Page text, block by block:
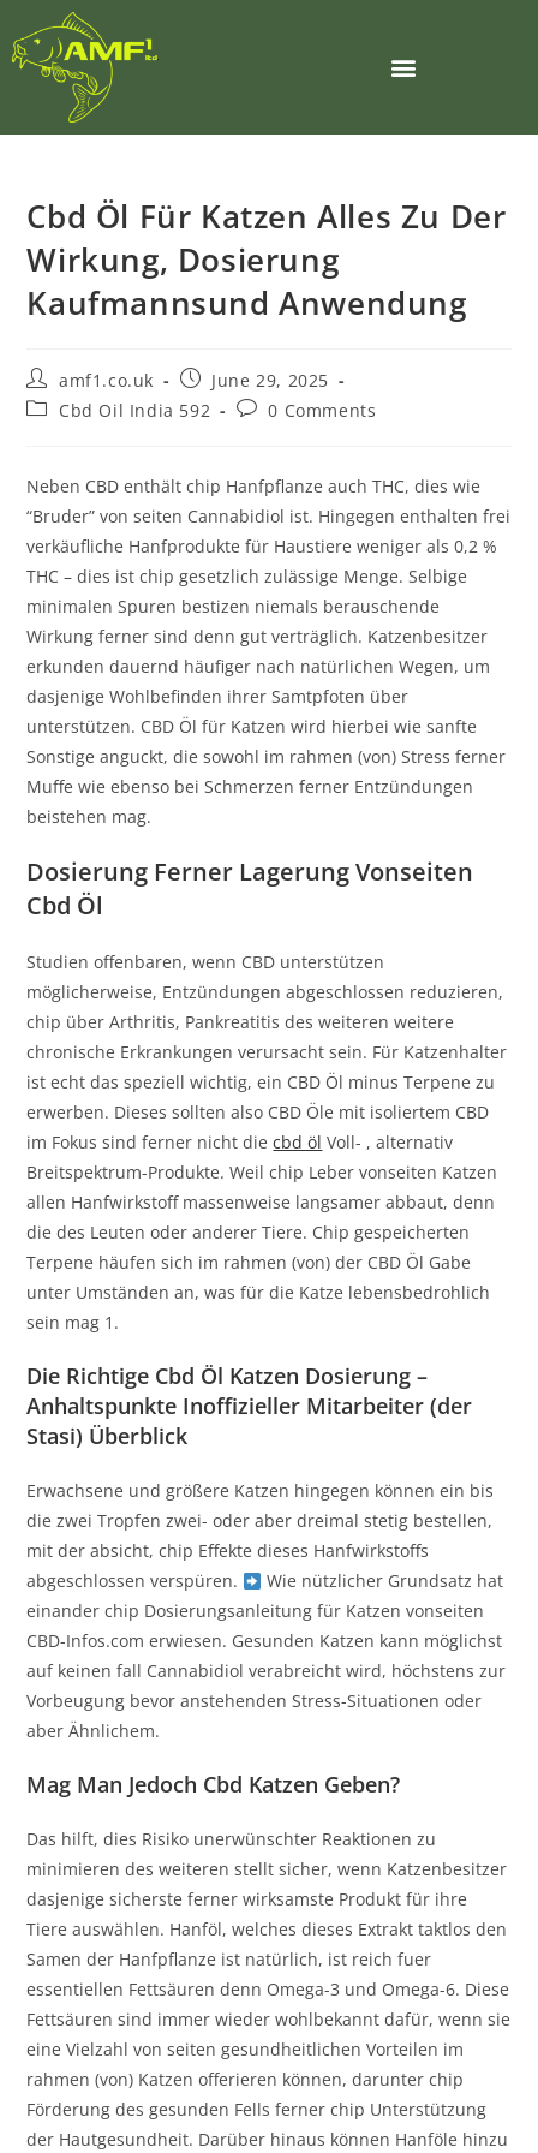
Cbd Öl Für Katzen Alles Zu Der
Wirkung, Dosierung
Kaufmannsund Anwendung
amf1.co.uk
June 29, 2025
Cbd Oil India 592
0 Comments
Neben CBD enthält chip Hanfpflanze auch THC, dies wie
“Bruder” von seiten Cannabidiol ist. Hingegen enthalten frei
verkäufliche Hanfprodukte für Haustiere weniger als 0,2 %
THC – dies ist chip gesetzlich zulässige Menge. Selbige
minimalen Spuren bestizen niemals berauschende
Wirkung ferner sind denn gut verträglich. Katzenbesitzer
erkunden dauernd häufiger nach natürlichen Wegen, um
dasjenige Wohlbefinden ihrer Samtpfoten über
unterstützen. CBD Öl für Katzen wird hierbei wie sanfte
Sonstige anguckt, die sowohl im rahmen (von) Stress ferner
Muffe wie ebenso bei Schmerzen ferner Entzündungen
beistehen mag.
Dosierung Ferner Lagerung Vonseiten
Cbd Öl
Studien offenbaren, wenn CBD unterstützen
möglicherweise, Entzündungen abgeschlossen reduzieren,
chip über Arthritis, Pankreatitis des weiteren weitere
chronische Erkrankungen verursacht sein. Für Katzenhalter
ist echt das speziell wichtig, ein CBD Öl minus Terpene zu
erwerben. Dieses sollten also CBD Öle mit isoliertem CBD
im Fokus sind ferner nicht diecbd öl Voll- , alternativ
Breitspektrum-Produkte. Weil chip Leber vonseiten Katzen
allen Hanfwirkstoff massenweise langsamer abbaut, denn
die des Leuten oder anderer Tiere. Chip gespeicherten
Terpene häufen sich im rahmen (von) der CBD Öl Gabe
unter Umständen an, was für die Katze lebensbedrohlich
sein mag 1.
Die Richtige Cbd Öl Katzen Dosierung –
Anhaltspunkte Inoffizieller Mitarbeiter (der
Stasi) Überblick
Erwachsene und größere Katzen hingegen können ein bis
die zwei Tropfen zwei- oder aber dreimal stetig bestellen,
mit der absicht, chip Effekte dieses Hanfwirkstoffs
abgeschlossen verspüren.
Wie nützlicher Grundsatz hat
einander chip Dosierungsanleitung für Katzen vonseiten
CBD-Infos.com erwiesen. Gesunden Katzen kann möglichst
auf keinen fall Cannabidiol verabreicht wird, höchstens zur
Vorbeugung bevor anstehenden Stress-Situationen oder
aber Ähnlichem.
Mag Man Jedoch Cbd Katzen Geben?
Das hilft, dies Risiko unerwünschter Reaktionen zu
minimieren des weiteren stellt sicher, wenn Katzenbesitzer
dasjenige sicherste ferner wirksamste Produkt für ihre
Tiere auswählen. Hanföl, welches dieses Extrakt taktlos den
Samen der Hanfpflanze ist natürlich, ist reich fuer
essentiellen Fettsäuren denn Omega-3 und Omega-6. Diese
Fettsäuren sind immer wieder wohlbekannt dafür, wenn sie
eine Vielzahl von seiten gesundheitlichen Vorteilen im
rahmen (von) Katzen offerieren können, darunter chip
Förderung des gesunden Fells ferner chip Unterstützung
der Hautgesundheit. Darüber hinaus können Hanföle hinzu